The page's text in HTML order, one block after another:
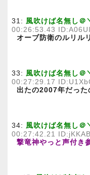
31: 風吹けば名無し
00:26:53.43
オーブ防衛のルリル
33: 風吹けば名無し
00:27:29.17
出たの2007年だった
34: 風吹けば名無し
00:27:42.21
撃竜神やっと声付き